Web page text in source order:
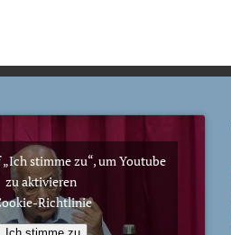
stimme zu“, um Youtube
zu aktivieren
Richtlinie